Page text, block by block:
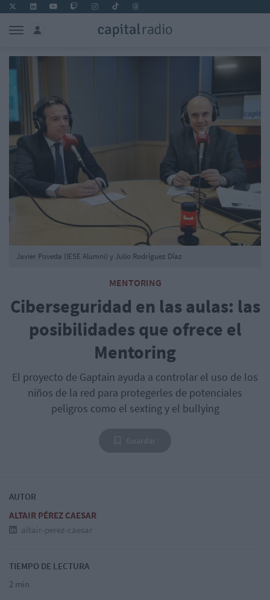
MENTORING
Ciberseguridad en las aulas: las
posibilidades que ofrece el
Mentoring
El proyecto de Gaptain ayuda a controlar el uso de los
niños de la red para protegerles de potenciales
peligros como el sexting y el bullying
Javier Poveda (IESE Alumni) y Julio Rodríguez Díaz
AUTOR
ALTAIR PÉREZ CAESAR
altair-perez-caesar
TIEMPO DE LECTURA
2 min